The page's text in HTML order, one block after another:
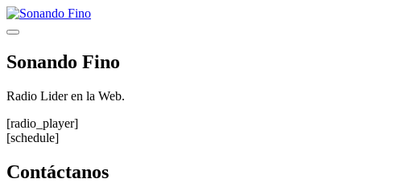
Saltar
al
Menú
Sonando Fino
Radio Lider en la Web.
[radio_player]
[schedule]
Contáctanos